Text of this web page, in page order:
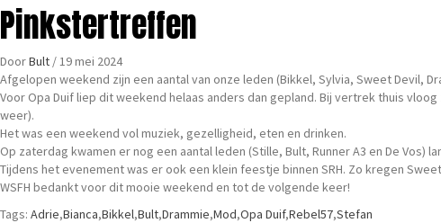
Pinkstertreffen
DoorBult /19 mei 2024
Afgelopen weekend zijn een aantal van onze leden (Bikkel, Sylvia, Sweet Devil,
Voor Opa Duif liep dit weekend helaas anders dan gepland. Bij vertrek thuis
weer).
Het was een weekend vol muziek, gezelligheid, eten en drinken.
Op zaterdag kwamen er nog een aantal leden (Stille, Bult, Runner A3 en De Vos)
Tijdens het evenement was er ook een klein feestje binnen SRH. Zo kregen
WSFH bedankt voor dit mooie weekend en tot de volgende keer!
Tags: Adrie,Bianca,Bikkel,Bult,Drammie,Mod,Opa Duif,Rebel57,Stefan